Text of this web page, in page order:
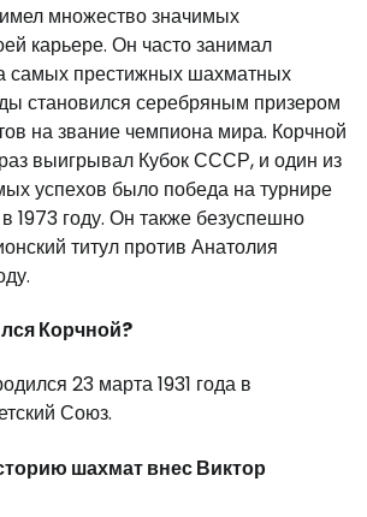
множество значимых
карьере. Он часто занимал
самых престижных шахматных
становился серебряным призером
на звание чемпиона мира. Корчной
выигрывал Кубок СССР, и один из
успехов было победа на турнире
1973 году. Он также безуспешно
титул против Анатолия
Корчной?
23 марта 1931 года в
Союз.
шахмат внес Виктор